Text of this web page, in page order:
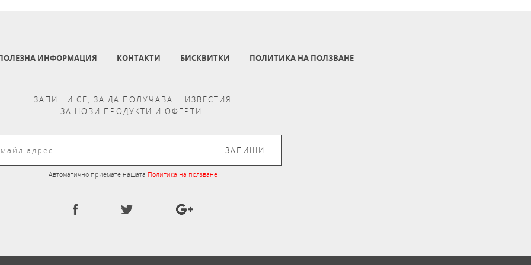
ИНФОРМАЦИЯ КОНТАКТИ БИСКВИТКИ ПОЛИТИКА НА ПОЛЗВАНЕ
ЗАПИШИ СЕ, ЗА ДА ПОЛУЧАВАШ ИЗВЕСТИЯ
ЗА НОВИ ПРОДУКТИ И ОФЕРТИ.
ЗАПИШИ
Автоматично приемате нашата Политика на ползване